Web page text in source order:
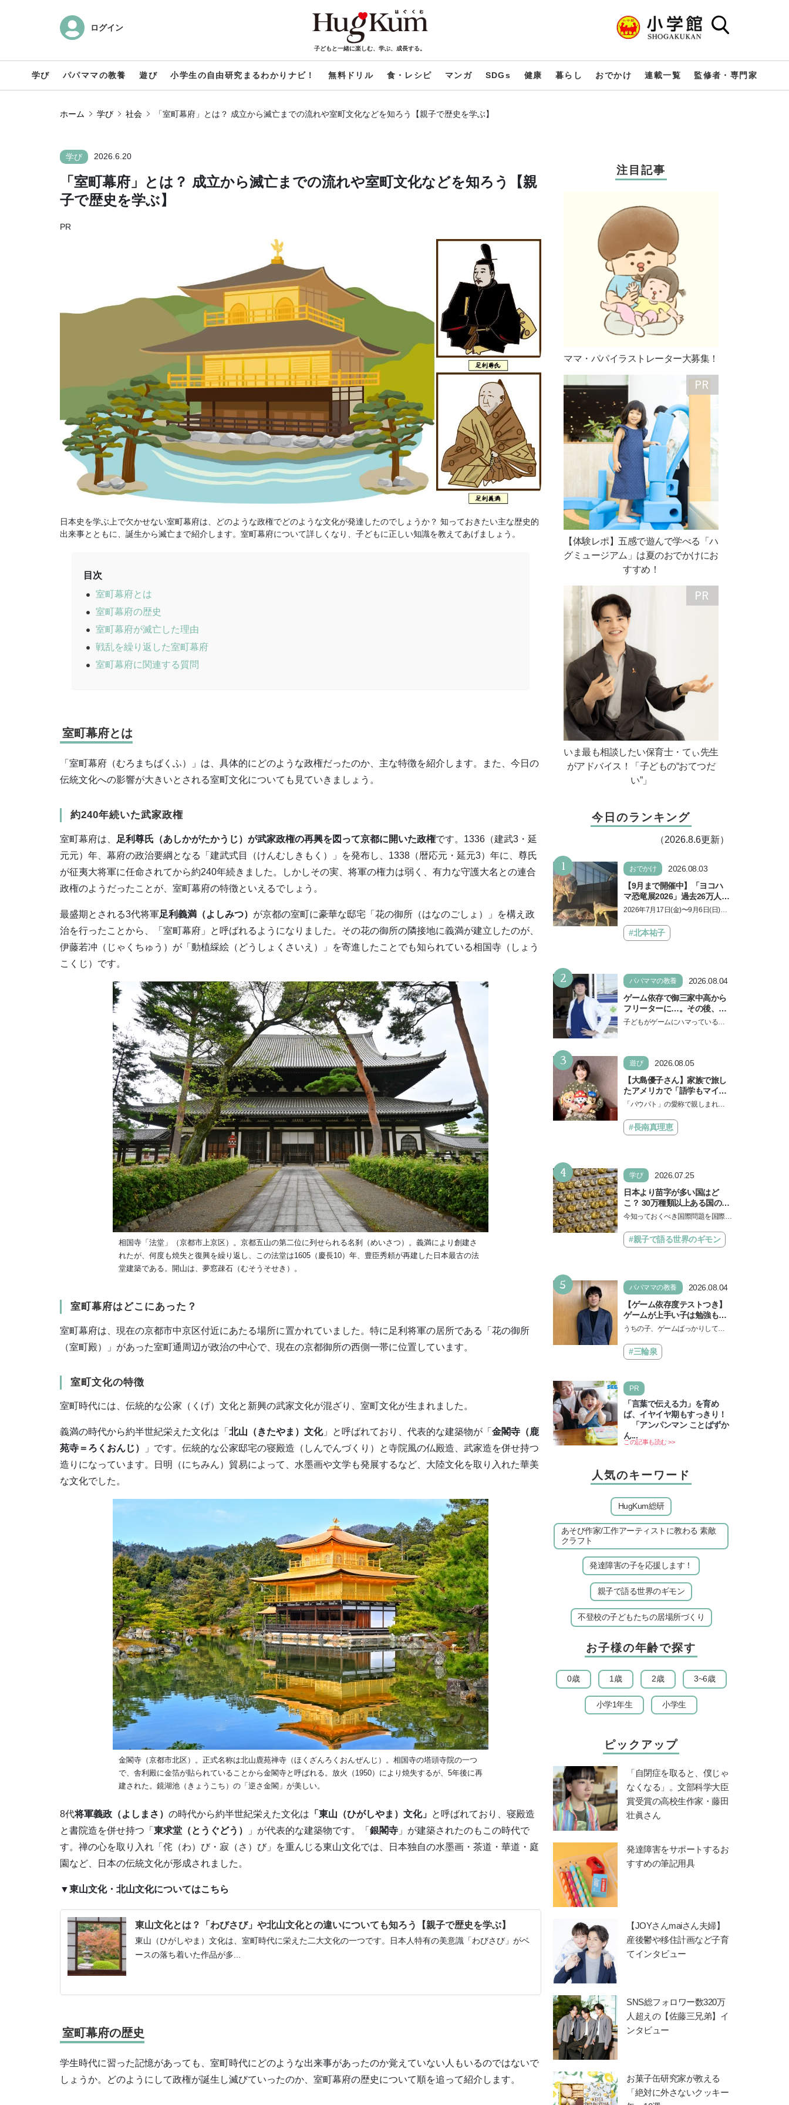
ログイン
子どもと一緒に楽しむ、学ぶ、成長する。
学び パパママの教養 遊び 小学生の自由研究まるわかりナビ！ 無料ドリル 食・レシピ マンガ SDGs 健康 暮らし おでかけ 連載一覧 監修者・専門家
ホーム 学び 社会 「室町幕府」とは？ 成立から滅亡までの流れや室町文化などを知ろう【親子で歴史を学ぶ】
学び 2026.6.20
「室町幕府」とは？ 成立から滅亡までの流れや室町文化などを知ろう【親
子で歴史を学ぶ】
PR
日本史を学ぶ上で欠かせない室町幕府は、どのような政権でどのような文化が発達したのでしょうか？ 知っておきたい主な歴史的
出来事とともに、誕生から滅亡まで紹介します。室町幕府について詳しくなり、子どもに正しい知識を教えてあげましょう。
目次
室町幕府とは
室町幕府の歴史
室町幕府が滅亡した理由
戦乱を繰り返した室町幕府
室町幕府に関連する質問
室町幕府とは
「室町幕府（むろまちばくふ）」は、具体的にどのような政権だったのか、主な特徴を紹介します。また、今日の
伝統文化への影響が大きいとされる室町文化についても見ていきましょう。
約240年続いた武家政権
室町幕府は、 足利尊氏（あしかがたかうじ）が武家政権の再興を図って京都に開いた政権です。1336（建武3・延
元元）年、幕府の政治要綱となる「建武式目（けんむしきもく）」を発布し、1338（暦応元・延元3）年に、尊氏
が征夷大将軍に任命されてから約240年続きました。しかしその実、将軍の権力は弱く、有力な守護大名との連合
政権のようだったことが、室町幕府の特徴といえるでしょう。
最盛期とされる3代将軍足利義満（よしみつ） が京都の室町に豪華な邸宅「花の御所（はなのごしょ）」を構え政
治を行ったことから、「室町幕府」と呼ばれるようになりました。その花の御所の隣接地に義満が建立したのが、
伊藤若冲（じゃくちゅう）が「動植綵絵（どうしょくさいえ）」を寄進したことでも知られている相国寺（しょう
こくじ）です。
相国寺「法堂」（京都市上京区）。京都五山の第二位に列せられる名刹（めいさつ）。義満により創建さ
れたが、何度も焼失と復興を繰り返し、この法堂は1605（慶長10）年、豊臣秀頼が再建した日本最古の法
堂建築である。開山は、夢窓疎石（むそうそせき）。
室町幕府はどこにあった？
室町幕府は、現在の京都市中京区付近にあたる場所に置かれていました。特に足利将軍の居所である「花の御所
（室町殿）」があった室町通周辺が政治の中心で、現在の京都御所の西側一帯に位置しています。
室町文化の特徴
室町時代には、伝統的な公家（くげ）文化と新興の武家文化が混ざり、室町文化が生まれました。
義満の時代から約半世紀栄えた文化は「 北山（きたやま）文化」と呼ばれており、代表的な建築物が「 金閣寺（鹿
苑寺＝ろくおんじ）
」です。伝統的な公家邸宅の寝殿造（しんでんづくり）と寺院風の仏殿造、武家造を併せ持つ
造りになっています。日明（にちみん）貿易によって、水墨画や文学も発展するなど、大陸文化を取り入れた華美
な文化でした。
金閣寺（京都市北区）。正式名称は北山鹿苑禅寺（ほくざんろくおんぜんじ）。相国寺の塔頭寺院の一つ
で、舎利殿に金箔が貼られていることから金閣寺と呼ばれる。放火（1950）により焼失するが、5年後に再
建された。鏡湖池（きょうこち）の「逆さ金閣」が美しい。
8代将軍義政（よしまさ） の時代から約半世紀栄えた文化は 「東山（ひがしやま）文化」 と呼ばれており、寝殿造
と書院造を併せ持つ「 東求堂（とうぐどう） 」が代表的な建築物です。「 銀閣寺 」が建築されたのもこの時代で
す。禅の心を取り入れ「侘（わ）び・寂（さ）び」を重んじる東山文化では、日本独自の水墨画・茶道・華道・庭
園など、日本の伝統文化が形成されました。
▼東山文化・北山文化についてはこちら
東山文化とは？「わびさび」や北山文化との違いについても知ろう【親子で歴史を学ぶ】
東山（ひがしやま）文化は、室町時代に栄えた二大文化の一つです。日本人特有の美意識「わびさび」がベ
ースの落ち着いた作品が多...
室町幕府の歴史
学生時代に習った記憶があっても、室町時代にどのような出来事があったのか覚えていない人もいるのではないで
しょうか。どのようにして政権が誕生し滅びていったのか、室町幕府の歴史について順を追って紹介します。
注目記事
ママ・パパイラストレーター大募集！
【体験レポ】五感で遊んで学べる「ハ
グミュージアム」は夏のおでかけにお
すすめ！
いま最も相談したい保育士・てぃ先生
がアドバイス！「子どもの“おてつだ
い”」
今日のランキング
（2026.8.6更新）
1 おでかけ
2026.08.03
【9月まで開催中】「ヨコハ
マ恐竜展2026」過去26万人を
動員した恐竜展が9年ぶりに
しむポイントを完全ガイド
2026年7月17日(金)〜9月6日(日)、
「ヨコハマ恐竜展2026〜恐竜の食
卓大図鑑〜」が開催…
#北本祐子
2 パパママの教養
2026.08.04
ゲーム依存で御三家中高から
フリーターに…。その後、医
学部へ逆転合格した現役医師
子どもがゲームにハマっている
3 遊び
2026.08.05
【大島優子さん】家族で旅し
たアメリカで「語学もマイン
ドも！ 子どもの成長はすごか
『パウ・パトロール ザ・ダイ
ノ・ムービー』ではあきらめ
「パウパト」の愛称で親しまれる
の劇場版シリーズ第3弾、映画『パ
ウ・パトロール ザ…
#長南真理恵
4 学び
2026.07.25
日本より苗字が多い国はど
こ？ 30万種類以上ある国の理
由とは【親子で語る国際問
今知っておくべき国際問題を国際政
る「親子で語る国際問題」。今回
は、苗字の種類…
#親子で語る世界のギモン
5 パパママの教養
2026.08.04
【ゲーム依存度テストつき】
ゲームが上手い子は勉強もで
きる？御三家中高卒でゲーマ
えるゲームしながら受験で勝
つためのメソッド
うちの子、ゲームばっかりしてい
言し、子どもとトラブルになる家
庭は多いもの。でも…
#三輪泉
PR
「言葉で伝える力」を育め
ば、イヤイヤ期もすっきり！
「アンパンマン ことばずか
ん...
この記事も読む >>
人気のキーワード
HugKum総研
あそび作家/工作アーティストに教わる 素敵
クラフト
発達障害の子を応援します！
親子で語る世界のギモン
不登校の子どもたちの居場所づくり
お子様の年齢で探す
0歳 1歳 2歳 3~6歳
小学1年生 小学生
ピックアップ
「自閉症を取ると、僕じゃ
なくなる」。文部科学大臣
賞受賞の高校生作家・藤田
壮眞さん
発達障害をサポートするお
すすめの筆記用具
【JOYさんmaiさん夫婦】
産後鬱や移住計画など子育
てインタビュー
SNS総フォロワー数320万
人超えの【佐藤三兄弟】イ
ンタビュー
お菓子缶研究家が教える
「絶対に外さないクッキー